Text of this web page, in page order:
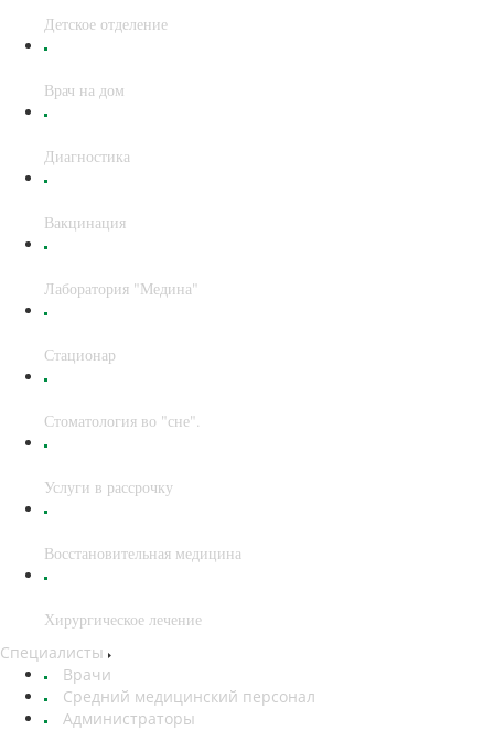
Детское отделение
Врач на дом
Диагностика
Вакцинация
Лаборатория "Медина"
Стационар
Стоматология во "сне".
Услуги в рассрочку
Восстановительная медицина
Хирургическое лечение
Специалисты
Врачи
Средний медицинский персонал
Администраторы